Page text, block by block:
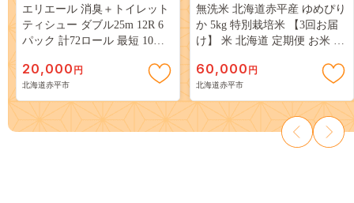
エリエール 消臭＋トイレット
ティシュー ダブル25m 12R 6
パック 計72ロール 最短 10日
ペーパー 香りつき まとめ買い
ペーパー 紙 防災 常備品 備蓄
品 消耗品 備蓄 日用品 北海道
赤平市
20,000 円
北海道赤平市
無洗米 北海道赤平産 ゆめぴり
か 5kg 特別栽培米 【3回お届
け】 米 北海道 定期便 お米 ふ
60,000 円
北海道赤平市